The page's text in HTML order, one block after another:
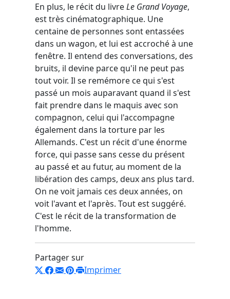
En plus, le récit du livreLe Grand Voyage,
est très cinématographique. Une
centaine de personnes sont entassées
dans un wagon, et lui est accroché à une
fenêtre. Il entend des conversations, des
bruits, il devine parce qu'il ne peut pas
tout voir. Il se remémore ce qui s'est
passé un mois auparavant quand il s'est
fait prendre dans le maquis avec son
compagnon, celui qui l'accompagne
également dans la torture par les
Allemands. C'est un récit d'une énorme
force, qui passe sans cesse du présent
au passé et au futur, au moment de la
libération des camps, deux ans plus tard.
On ne voit jamais ces deux années, on
voit l'avant et l'après. Tout est suggéré.
C'est le récit de la transformation de
l'homme.
Partager sur
Imprimer